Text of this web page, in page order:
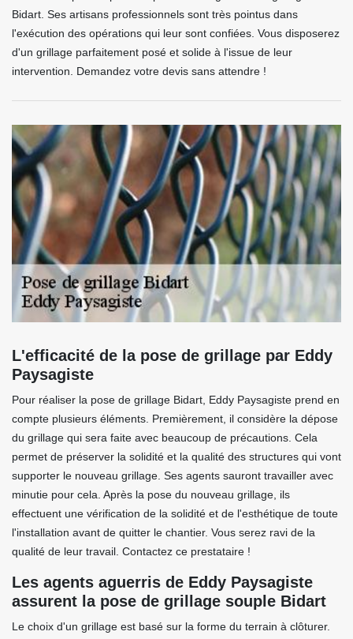
Bidart. Ses artisans professionnels sont très pointus dans
l'exécution des opérations qui leur sont confiées. Vous disposerez
d'un grillage parfaitement posé et solide à l'issue de leur
intervention. Demandez votre devis sans attendre !
L'efficacité de la pose de grillage par Eddy
Paysagiste
Pour réaliser la pose de grillage Bidart, Eddy Paysagiste prend en
compte plusieurs éléments. Premièrement, il considère la dépose
du grillage qui sera faite avec beaucoup de précautions. Cela
permet de préserver la solidité et la qualité des structures qui vont
supporter le nouveau grillage. Ses agents sauront travailler avec
minutie pour cela. Après la pose du nouveau grillage, ils
effectuent une vérification de la solidité et de l'esthétique de toute
l'installation avant de quitter le chantier. Vous serez ravi de la
qualité de leur travail. Contactez ce prestataire !
Les agents aguerris de Eddy Paysagiste
assurent la pose de grillage souple Bidart
Le choix d'un grillage est basé sur la forme du terrain à clôturer.